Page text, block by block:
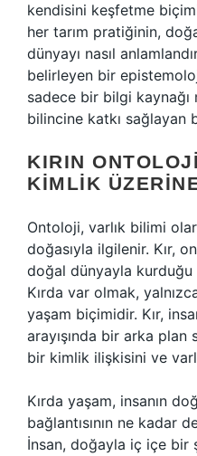
kendisini keşfetme
her tarım pratiğinin,
dünyayı nasıl
belirleyen bir
sadece bir bilgi kaynağı
bilincine katkı sağlayan
KIRIN
KIMLIK
Ontoloji, varlık bilimi
doğasıyla ilgilenir. Kır,
doğal dünyayla
Kırda var olmak,
yaşam biçimidir. Kır,
arayışında bir arka plan
bir kimlik ilişkisini ve
Kırda yaşam, insanın
bağlantısının ne kadar
İnsan, doğayla iç içe bir